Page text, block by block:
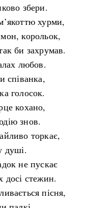
збери.
хурми,
корольок,
би захрумав.
любов.
співанка,
голосок.
кохано,
знов.
торкає,
душі.
не пускає
досі стежин.
пісня,